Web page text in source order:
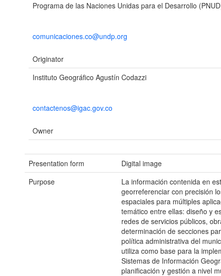
Programa de las Naciones Unidas para el Desarrollo
comunicaciones.co@undp.org
Originator
Instituto Geográfico Agustín Codazzi
contactenos@igac.gov.co
Owner
Presentation form
Digital image
Purpose
La información contenida en
georreferenciar con precisión
espaciales para múltiples
temático entre ellas: diseño y
redes de servicios públicos,
determinación de secciones
política administrativa del
utiliza como base para la
Sistemas de Información
planificación y gestión a nivel